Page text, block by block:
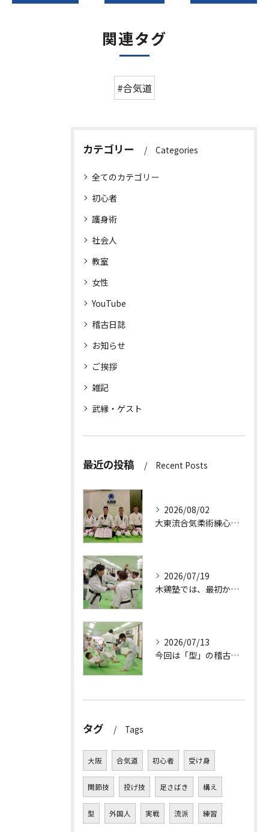
関連タグ
#合気道
カテゴリー Categories
全てのカテゴリー
初心者
護身術
社会人
教室
女性
YouTube
稽古日誌
お知らせ
ご挨拶
雑記
武縁・ゲスト
最近の投稿 Recent Posts
2026/08/02
大東流合気柔術練心館・天満橋支部道場としての活動も開始しまし...
2026/07/19
木鶏塾では、最初から大切なことを教えています。
2026/07/13
今回は「型」の稽古について紹介します。
タグ Tags
大阪 合気道 初心者 受け身
関節技 投げ技 足さばき 構え
型 外国人 実戦 流派 練習